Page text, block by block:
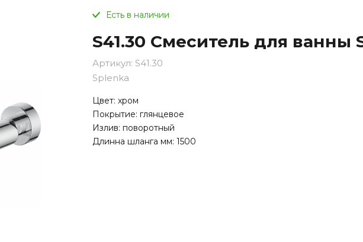
Есть в наличии
S41.30 Смеситель для ванны
Артикул: S41.30
Splenka
Цвет: хром
Покрытие: глянцевое
Излив: поворотный
Длинна шланга мм: 1500